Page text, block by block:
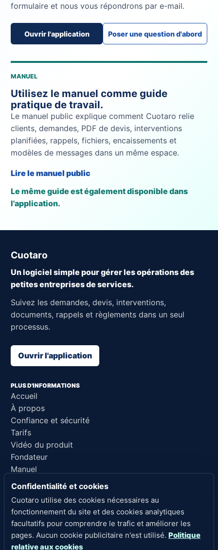
formulaire et nous vous répondrons par e-mail.
Ouvrir l'application Poser une question d'abord
MANUEL
Utilisez le manuel comme guide
pratique de travail.
Le manuel public explique comment Cuotaro relie
clients, demandes, PDF de devis, interventions
planifiées, rappels, fichiers, encaissements et
modèles de messages dans un même espace.
Lire le manuel public
Le même guide est également disponible dans
l'application.
Cuotaro
Un logiciel simple pour gérer les opérations des
petites entreprises de services.
Suivez les demandes, devis, interventions,
documents, rappels et règlements dans un seul
processus.
Ouvrir l'application
PLUS D'INFORMATIONS
Accueil
À propos
Confiance et sécurité
Tarifs
Vidéo du produit
Fondateur
Manuel
Support
LIENS LÉGAUX
Confidentialité
Conditions d'utilisation
Confidentialité et cookies
Cuotaro utilise des cookies nécessaires au
fonctionnement du site et des cookies analytiques
facultatifs pour comprendre le trafic et améliorer les
pages. Aucun cookie publicitaire n'est utilisé. Politique
relative aux cookies